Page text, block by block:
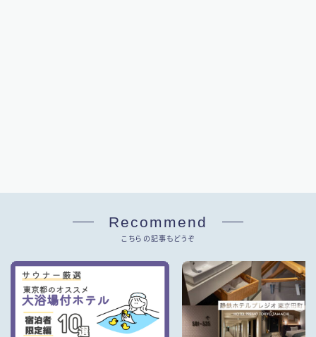
Recommend
こちらの記事もどうぞ